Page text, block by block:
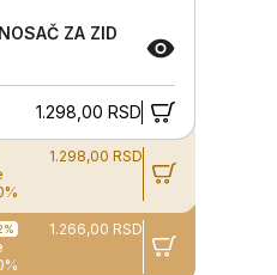
ZA ZID
1.298,00 RSD
1.298,00 RSD
1.266,00 RSD